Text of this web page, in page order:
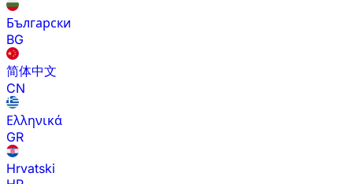
Български
BG
简体中文
CN
Ελληνικά
GR
Hrvatski